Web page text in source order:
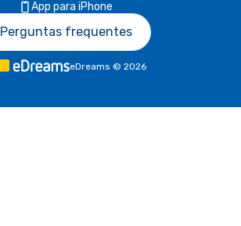
App para iPhone
Perguntas frequentes
eDreams © 2026